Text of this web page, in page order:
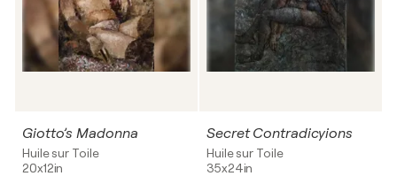
Giotto’s Madonna
Huile sur Toile
20x12in
Secret Contradicyions
Huile sur Toile
35x24in